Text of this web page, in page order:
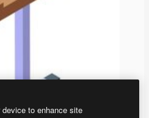
to enhance site